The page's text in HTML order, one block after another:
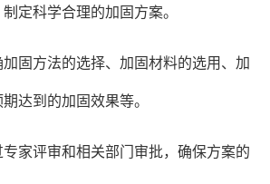
科学合理的加固方案。
方法的选择、加固材料的选用、加
达到的加固效果等。
评审和相关部门审批，确保方案的